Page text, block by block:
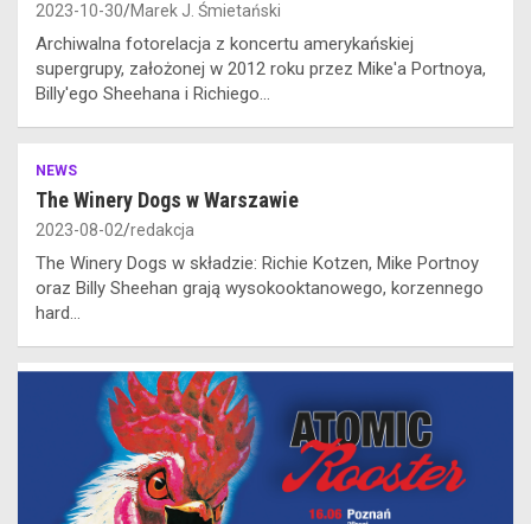
2023-10-30 Marek J. Śmietański
Archiwalna fotorelacja z koncertu amerykańskiej
supergrupy, założonej w 2012 roku przez Mike'a Portnoya,
Billy'ego Sheehana i Richiego…
NEWS
The Winery Dogs w Warszawie
2023-08-02 redakcja
The Winery Dogs w składzie: Richie Kotzen, Mike Portnoy
oraz Billy Sheehan grają wysokooktanowego, korzennego
hard…